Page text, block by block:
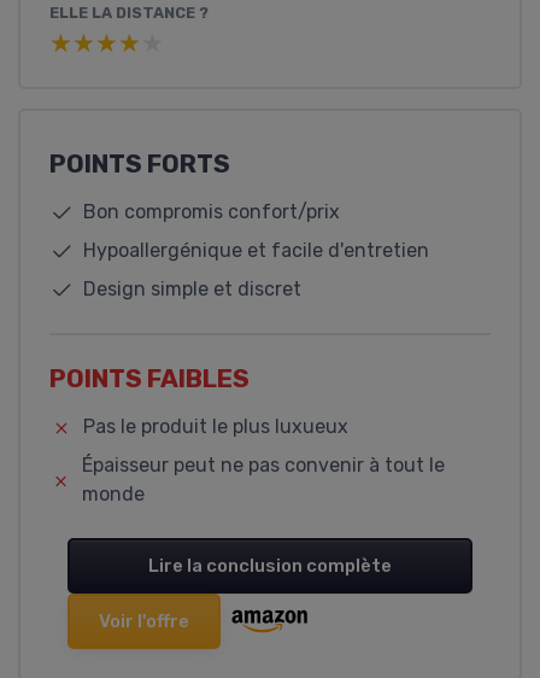
ELLE LA DISTANCE ?
★★★★★
★★★★★
POINTS FORTS
Bon compromis confort/prix
Hypoallergénique et facile d'entretien
Design simple et discret
POINTS FAIBLES
Pas le produit le plus luxueux
Épaisseur peut ne pas convenir à tout le
monde
Lire la conclusion complète
Voir l'offre